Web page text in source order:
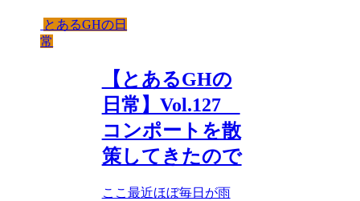
とあるGHの日
常
【とあるGHの
日常】Vol.127
コンポートを散
策してきたので
ここ最近ほぼ毎日が雨